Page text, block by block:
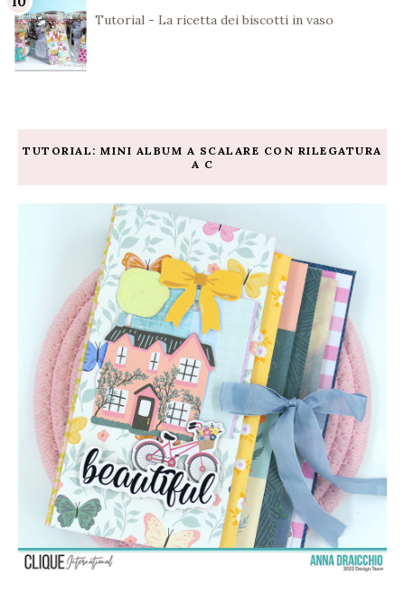
Tutorial - La ricetta dei biscotti in vaso
TUTORIAL: MINI ALBUM A SCALARE CON RILEGATURA
A C